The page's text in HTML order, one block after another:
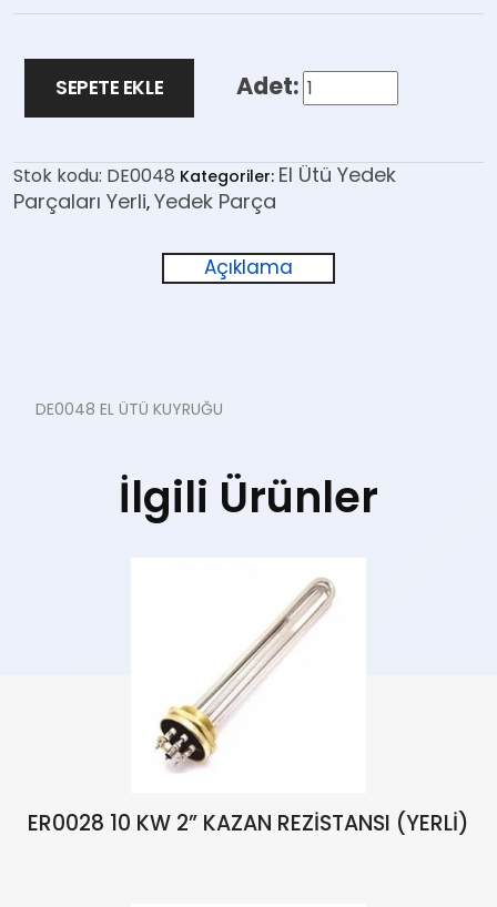
SEPETE EKLE
Stok kodu: DE0048 Kategoriler: El Ütü Yedek
Parçaları Yerli, Yedek Parça
Açıklama
DE0048 EL ÜTÜ KUYRUĞU
İlgili Ürünler
ER0028 10 KW 2” KAZAN REZİSTANSI (YERLİ)